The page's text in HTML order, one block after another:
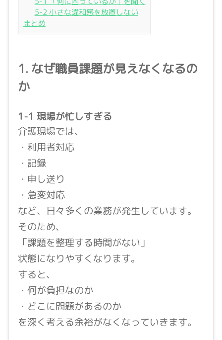
5-2 小さな違和感を放置しない
まとめ
1. なぜ職員課題が見えなくなるの
か
1-1 現場が忙しすぎる
介護現場では、
・利用者対応
・記録
・申し送り
・急変対応
など、日々多くの業務が発生しています。
そのため、
「課題を整理する時間がない」
状態になりやすくなります。
すると、
・何が負担なのか
・どこに問題があるのか
を深く考える余裕がなくなっていきます。